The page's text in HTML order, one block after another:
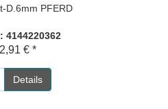
D.6mm PFERD
4144220362
€ *
Details